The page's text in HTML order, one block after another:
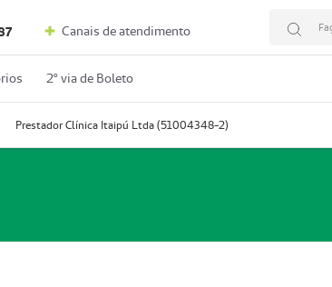
Canais de atendimento
2º via de Boleto
Prestador Clínica Itaipú Ltda (51004348-2)